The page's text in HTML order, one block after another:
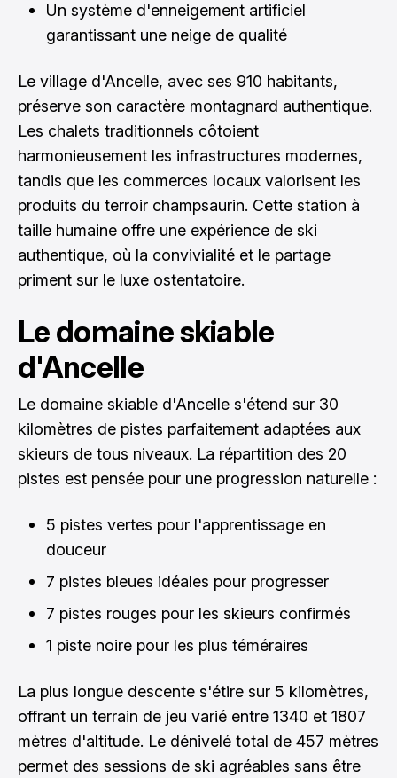
Un système d'enneigement artificiel
garantissant une neige de qualité
Le village d'Ancelle, avec ses 910 habitants,
préserve son caractère montagnard authentique.
Les chalets traditionnels côtoient
harmonieusement les infrastructures modernes,
tandis que les commerces locaux valorisent les
produits du terroir champsaurin. Cette station à
taille humaine offre une expérience de ski
authentique, où la convivialité et le partage
priment sur le luxe ostentatoire.
Le domaine skiable
d'Ancelle
Le domaine skiable d'Ancelle s'étend sur 30
kilomètres de pistes parfaitement adaptées aux
skieurs de tous niveaux. La répartition des 20
pistes est pensée pour une progression naturelle :
5 pistes vertes pour l'apprentissage en
douceur
7 pistes bleues idéales pour progresser
7 pistes rouges pour les skieurs confirmés
1 piste noire pour les plus téméraires
La plus longue descente s'étire sur 5 kilomètres,
offrant un terrain de jeu varié entre 1340 et 1807
mètres d'altitude. Le dénivelé total de 457 mètres
permet des sessions de ski agréables sans être